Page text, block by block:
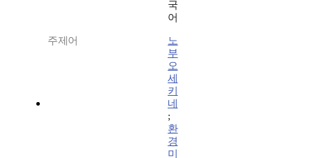
국
어
주제어
노
부
오
세
키
네
;
환
경
미